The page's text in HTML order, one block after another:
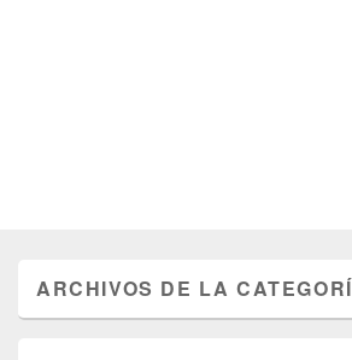
ARCHIVOS DE LA